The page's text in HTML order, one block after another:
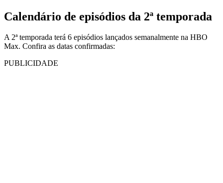
Calendário de episódios da 2ª temporada
A 2ª temporada terá 6 episódios lançados semanalmente na HBO
Max. Confira as datas confirmadas:
PUBLICIDADE